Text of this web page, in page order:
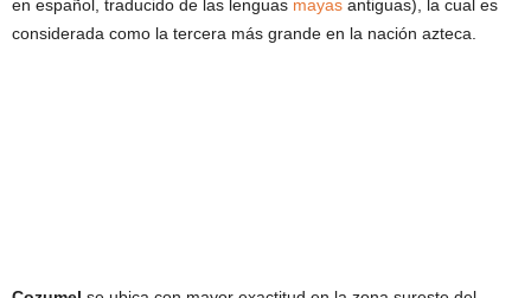
en español, traducido de las lenguas mayas antiguas), la cual es
considerada como la tercera más grande en la nación azteca.